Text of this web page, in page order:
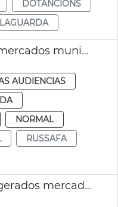
DOTANCIONS
Taquillas refrigeradas mercados municipales
AUDIENCIAS
NORMAL
RUSSAFA
Sistema recogida refrigerados mercados municipales